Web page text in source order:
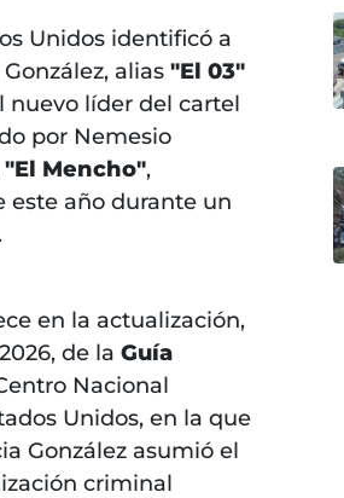
Unidos identificó a
alias "El 03"
nuevo líder del cartel
por Nemesio
"El Mencho",
este año durante un
en la actualización,
de la Guía
Nacional
Unidos, en la que
González asumió el
criminal